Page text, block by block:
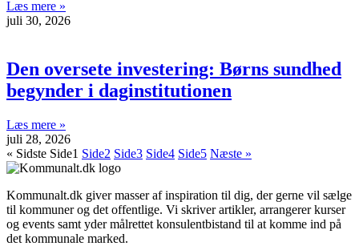
Læs mere »
juli 30, 2026
Den oversete investering: Børns sundhed
begynder i daginstitutionen
Læs mere »
juli 28, 2026
« Sidste Side1 Side2 Side3 Side4 Side5 Næste »
Kommunalt.dk giver masser af inspiration til dig, der gerne vil sælge
til kommuner og det offentlige. Vi skriver artikler, arrangerer kurser
og events samt yder målrettet konsulentbistand til at komme ind på
det kommunale marked.